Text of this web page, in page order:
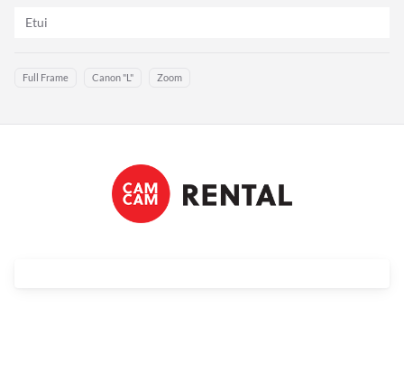
Etui
Full Frame Canon "L" Zoom